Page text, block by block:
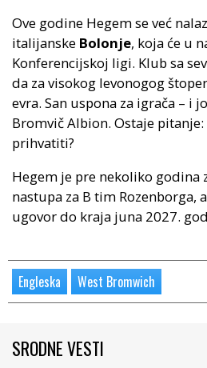
Ove godine Hegem se već
italijanske Bolonje, koja će u
Konferencijskoj ligi. Klub sa
da za visokog levonogog
evra. San uspona za igrača – i
Bromvič Albion. Ostaje pitanje:
prihvatiti?
Hegem je pre nekoliko godina
nastupa za B tim Rozenborga,
ugovor do kraja juna 2027.
Engleska West Bromwich
SRODNE VESTI